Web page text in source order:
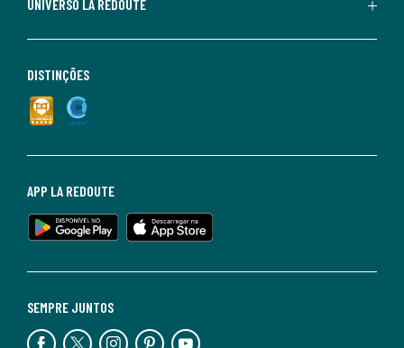
UNIVERSO LA REDOUTE
SEMPRE JUNTOS
APP LA REDOUTE
DISTINÇÕES